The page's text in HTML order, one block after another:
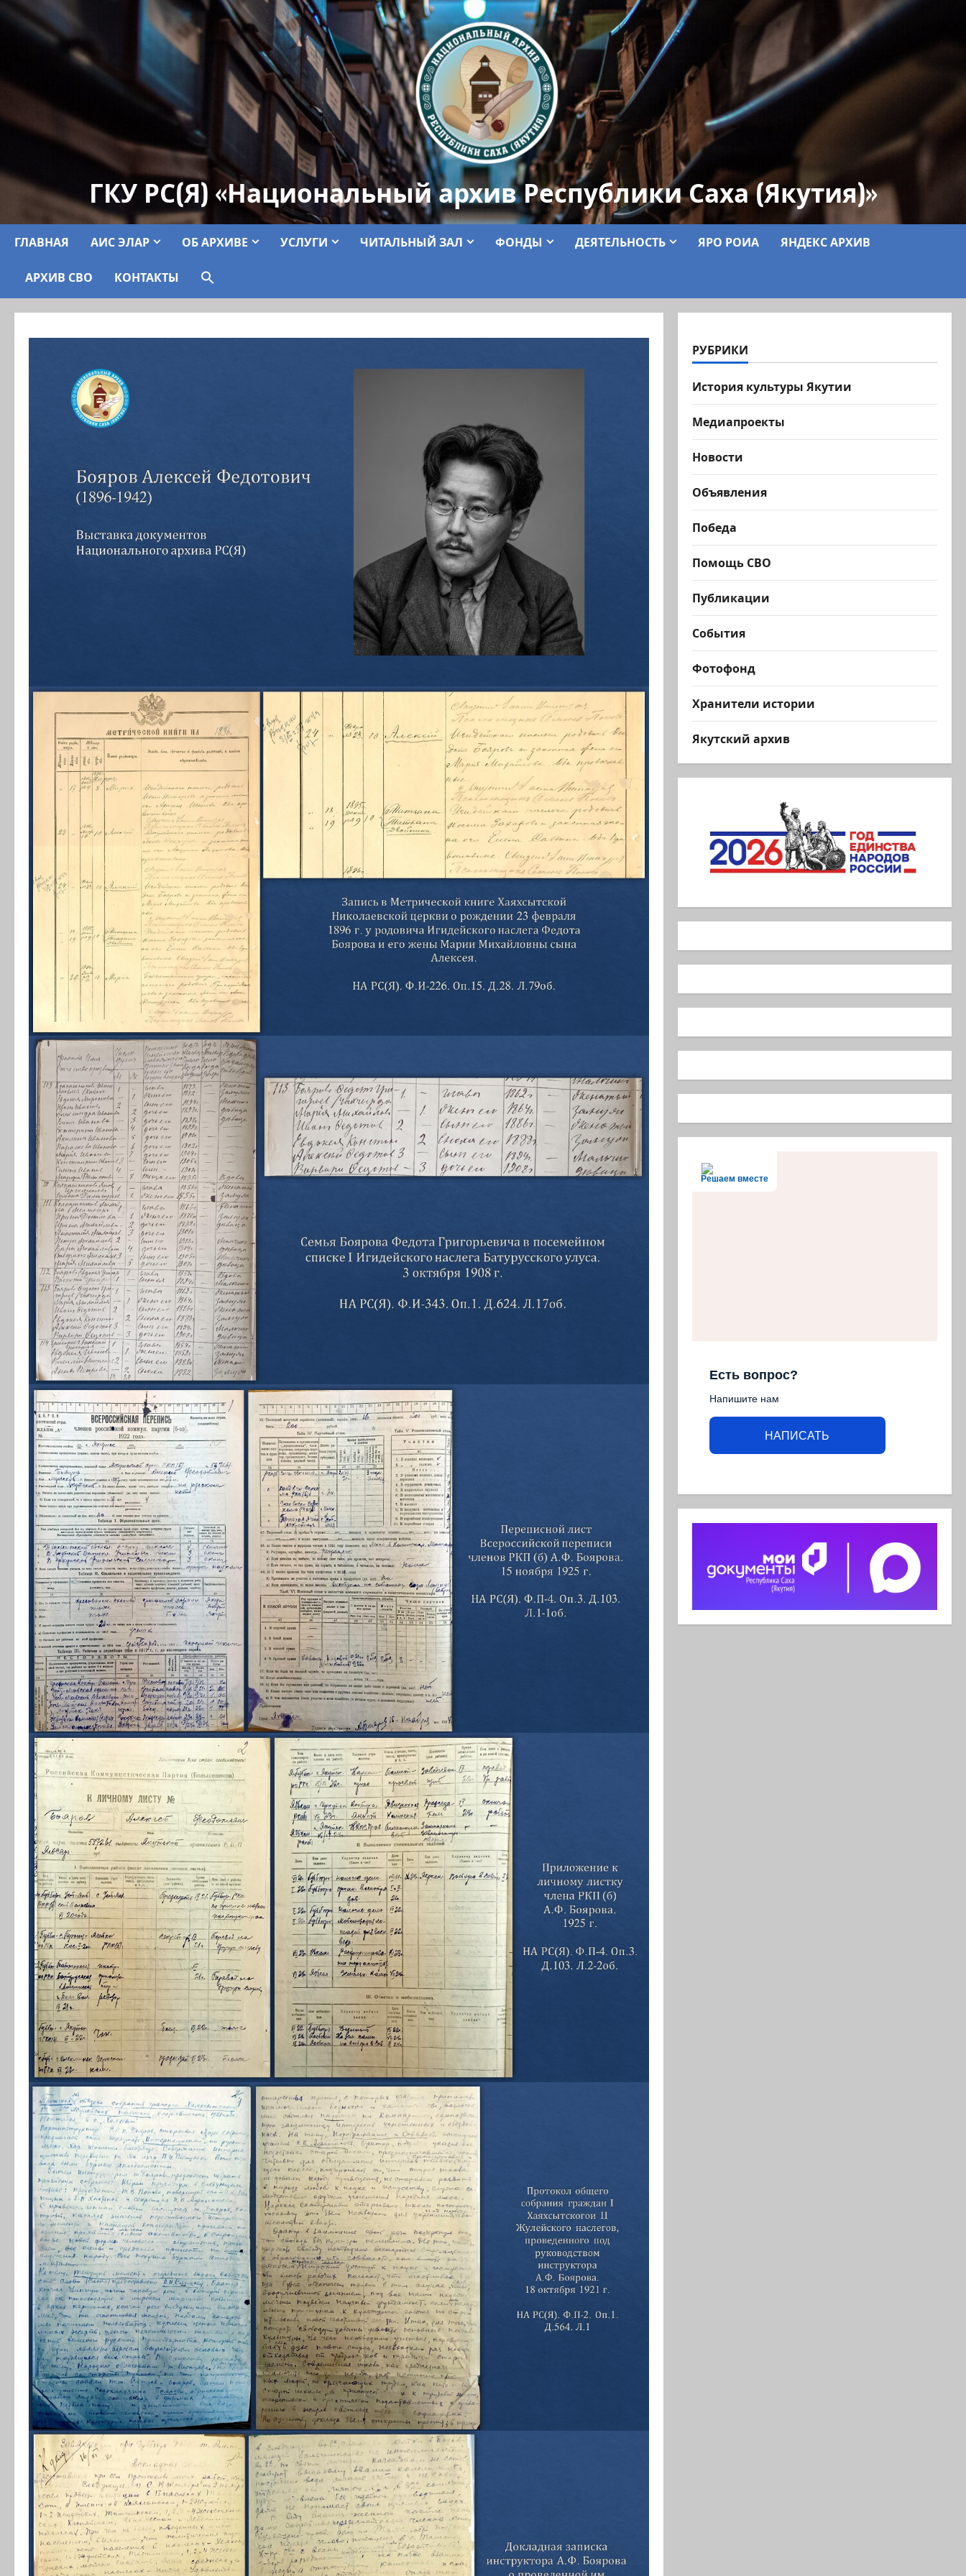
ГКУ РС(Я) «Национальный архив Республики Саха (Якутия)»
ГЛАВНАЯ АИС ЭЛАР ОБ АРХИВЕ УСЛУГИ ЧИТАЛЬНЫЙ ЗАЛ ФОНДЫ ДЕЯТЕЛЬНОСТЬ ЯРО РОИА ЯНДЕКС АРХИВ
АРХИВ СВО КОНТАКТЫ
РУБРИКИ
История культуры Якутии
Медиапроекты
Новости
Объявления
Победа
Помощь СВО
Публикации
События
Фотофонд
Хранители истории
Якутский архив
Решаем вместе
Есть вопрос?
Напишите нам
НАПИСАТЬ